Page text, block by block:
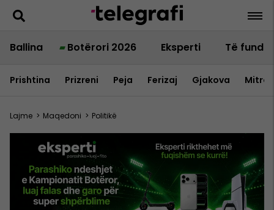
Ballina Botërori 2026 Eksperti Të fundit
Prishtina Prizreni Peja Ferizaj Gjakova
Lajme > Maqedoni > Politikë